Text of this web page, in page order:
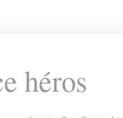
héros